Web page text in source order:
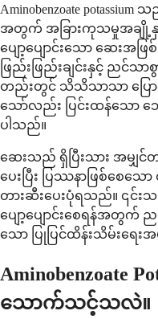
Aminobenzoate
အတွက် အခြားကုသမှုအချို့နှ
ပျော့ပျောင်းသော ဆေး
ဖြည်းဖြည်းချင်းနှင့် ညင်
တည်းတွင် သိသိသာသာ ပြေ
သော်လည်း ပြင်းထန်သော ဘ
ပါသည်။
ဆေးသည် ရှိပြီးသား အမျှင်
ပေးပြီး ပြဿနာဖြစ်စေသေ
တားဆီးပေးပုံရသည်။ ၎င်း
ပျော့ပျောင်းစေရန်အတွ
သော ပြုပြင်ထိန်းသိမ်းရေ
Aminobenzoate
သောက်သင့်သလဲ။